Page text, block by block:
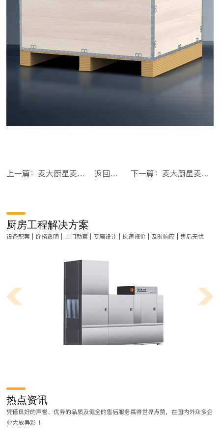
上一篇：麦大厨星麦款304材质电磁大锅灶单头大锅灶800 返回目录 下一篇：麦大厨星麦款304材质电磁大锅灶单头大锅灶1000
厨房工程解决方案
设备配套 | 价格透明 | 上门勘察 | 专属设计 | 快速报价 | 及时响应 | 售后无忧
我们在工作生活当中，常常有听说过中央空调这个词，但是却很少有听说
过什么是中央厨房，下面麦大厨小编为大家简单介绍一下什么是中央厨房
以及中央厨房它有什么优点。
热点资讯
凭借良好的声誉、优异的品质及健全的售后服务赢得世界点赞，在国内外众多企
业大放异彩 ！